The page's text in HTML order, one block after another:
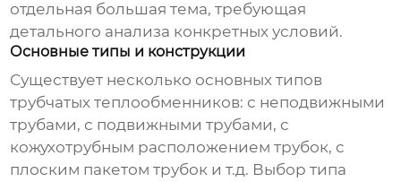
отдельная большая тема, требующая
детального анализа конкретных условий.
Основные типы и конструкции
Существует несколько основных типов
трубчатых теплообменников: с неподвижными
трубами, с подвижными трубами, с
кожухотрубным расположением трубок, с
плоским пакетом трубок и т.д. Выбор типа